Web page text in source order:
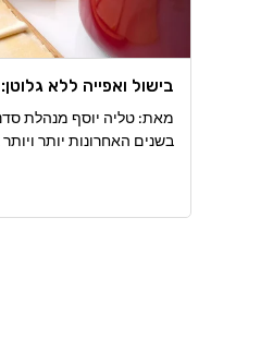
בישול ואפייה ללא
בשנים האחרונות יותר